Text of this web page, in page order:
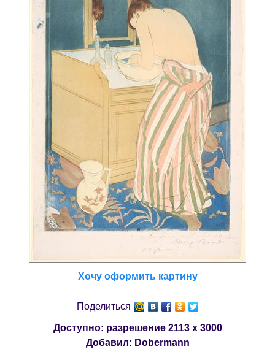
Хочу оформить картину
Поделиться
Доступно: разрешение 2113 x 3000
Добавил: Dobermann